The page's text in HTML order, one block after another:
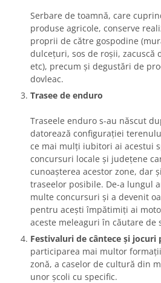
Serbare de toamnă, care
produse agricole, conserve
proprii de către gospodine
dulcețuri, sos de roșii, zacuscă
etc), precum şi degustări de
dovleac.
Trasee de enduro
Traseele enduro s-au născut
datorează configurației
ce mai mulți iubitori ai acestui
concursuri locale și județene
cunoașterea acestor zone, dar
traseelor posibile. De-a lungul
multe concursuri și a devenit
pentru acești împătimiți ai
aceste meleaguri în căutare de
Festivaluri de cântece și jocuri
participarea mai multor
zonă, a caselor de cultură din
unor școli cu specific.